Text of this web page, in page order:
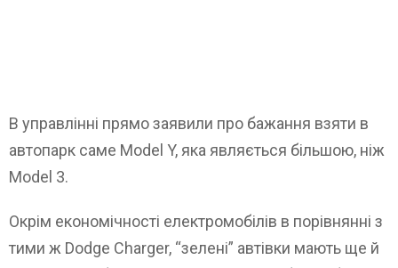
В управлінні прямо заявили про бажання взяти в
автопарк саме Model Y, яка являється більшою, ніж
Model 3.
Окрім економічності електромобілів в порівнянні з
тими ж Dodge Charger, “зелені” автівки мають ще й